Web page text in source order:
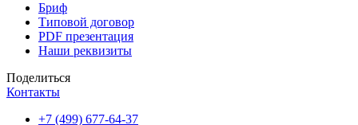
Бриф
Типовой договор
PDF презентация
Наши реквизиты
Поделиться
Контакты
+7 (499) 677-64-37